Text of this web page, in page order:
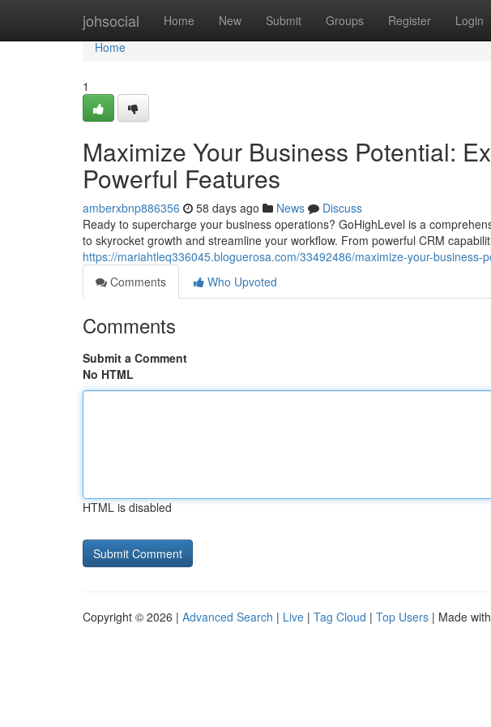
johsocial Home New Submit Groups Register Login
Home
Home
1
Maximize Your Business Potential:
Powerful Features
amberxbnp886356 58 days ago News
Discuss
Ready to supercharge your business operations? GoHighLevel is a
to skyrocket growth and streamline your workflow. From powerful CRM
https://mariahtleq336045.bloguerosa.com/33492486/maximize-your-
Comments
Who Upvoted
Comments
Submit a Comment
No HTML
HTML is disabled
Copyright © 2026 | Advanced Search | Live | Tag Cloud | Top Users | Made with